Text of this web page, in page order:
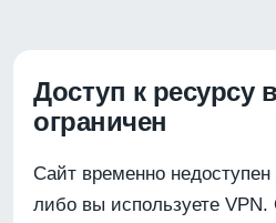
Доступ к ресурсу
ограничен
Сайт временно
либо вы используете